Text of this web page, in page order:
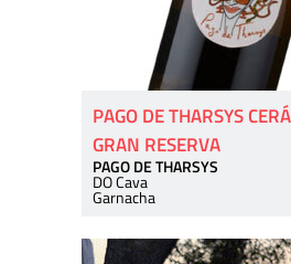
PAGO DE THARSYS
GRAN RESERVA
PAGO DE THARSYS
DO Cava
Garnacha